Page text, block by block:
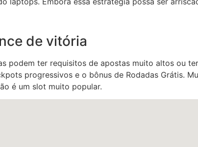
de vitória
podem ter requisitos de apostas muito altos ou
progressivos e o bônus de Rodadas Grátis.
é um slot muito popular.